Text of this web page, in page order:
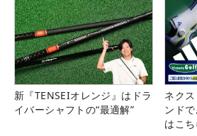
新『TENSEIオレンジ』はドラ
イバーシャフトの“最適解”
ネク
ンド
はこち